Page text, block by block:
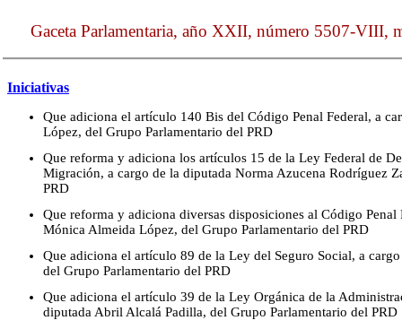
Gaceta Parlamentaria, año XXII, número 5507-VIII,
Iniciativas
Que adiciona el artículo 140 Bis del Código Penal Federal, a
López, del Grupo Parlamentario del PRD
Que reforma y adiciona los artículos 15 de la Ley Federal de
Migración, a cargo de la diputada Norma Azucena Rodríguez
PRD
Que reforma y adiciona diversas disposiciones al Código Penal
Mónica Almeida López, del Grupo Parlamentario del PRD
Que adiciona el artículo 89 de la Ley del Seguro Social, a
del Grupo Parlamentario del PRD
Que adiciona el artículo 39 de la Ley Orgánica de la
diputada Abril Alcalá Padilla, del Grupo Parlamentario del PRD